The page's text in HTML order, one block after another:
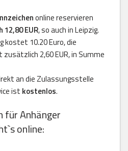
online reservieren
EUR, so auch in Leipzig.
kostet 10.20 Euro, die
2,60 EUR, in Summe
an die Zulassungsstelle
ist kostenlos.
für Anhänger
online: